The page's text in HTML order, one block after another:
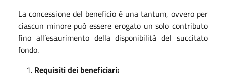
La concessione del beneficio è una tantum, ovvero per
ciascun minore può essere erogato un solo contributo
fino all’esaurimento della disponibilità del succitato
fondo.
Requisiti dei beneficiari: